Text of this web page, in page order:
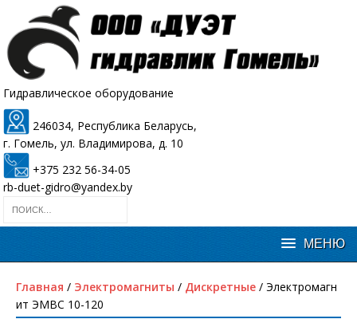
Гидравлическое оборудование
246034, Республика Беларусь,
г. Гомель, ул. Владимирова, д. 10
+375 232 56-34-05
rb-duet-gidro@yandex.by
Главная / Электромагниты / Дискретные / Электромагн
ит ЭМВС 10-120